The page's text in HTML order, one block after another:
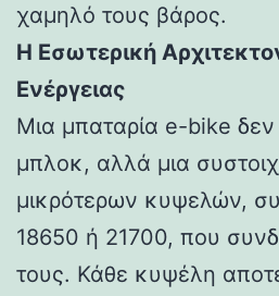
χαμηλό τους βάρος.
Η Εσωτερική
Ενέργειας
Μια μπαταρία e-bike δεν
μπλοκ, αλλά μια
μικρότερων κυψελών,
18650 ή 21700, που
τους. Κάθε κυψέλη